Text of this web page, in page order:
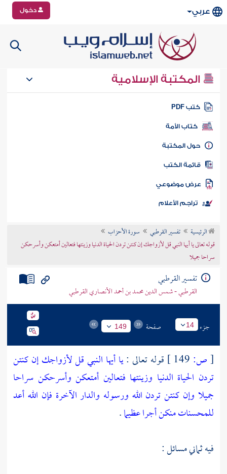
عربي دخول
المكتبة الإسلامية
كتب PDF
كتاب الأمة
المكتبة
الكتب
موضوعي
تراجم الأعلام
الرئيسية تفسير القرطبي
سورة الأحزاب
قوله تعالى يا أيها النبي قل لأزواجك إن كنتن تردن الحياة الدنيا وزينتها فتعالين أمتعكن وأسرحكن
سراحا جميلا
تفسير القرطبي
القرطبي - شمس الدين محمد بن أحمد الأنصاري القرطبي
جزء 14 صفحة 149
[ص: قوله تعالى :يا أيها النبي قل لأزواجك إن كنتن
تردن الحياة الدنيا وزينتها فتعالين أمتعكن وأسرحكن سراحا
جميلا وإن كنتن تردن الله ورسوله والدار الآخرة فإن الله أعد
للمحسنات منكن أجرا عظيما.
فيه ثماني مسائل :